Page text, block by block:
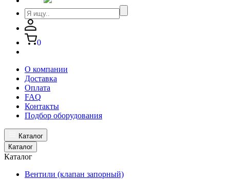
0
О компании
Доставка
Оплата
FAQ
Контакты
Подбор оборудования
Каталог
Каталог
Каталог
Вентили (клапан запорный)